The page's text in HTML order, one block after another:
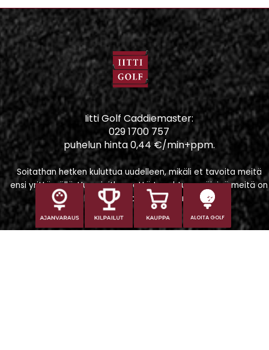
ALOITA GOLF
Iitti Golf Caddiemaster:
029 1700 757
puhelun hinta 0,44 €/min+ppm.
Soitathan hetken kuluttua uudelleen, mikäli et tavoita meitä
ensi yrittämällä. Huomioithan, että tapahtumapäivinä meitä on
vaikeampi tavoittaa puhelimitse.
Iitti Golf Niskaportti